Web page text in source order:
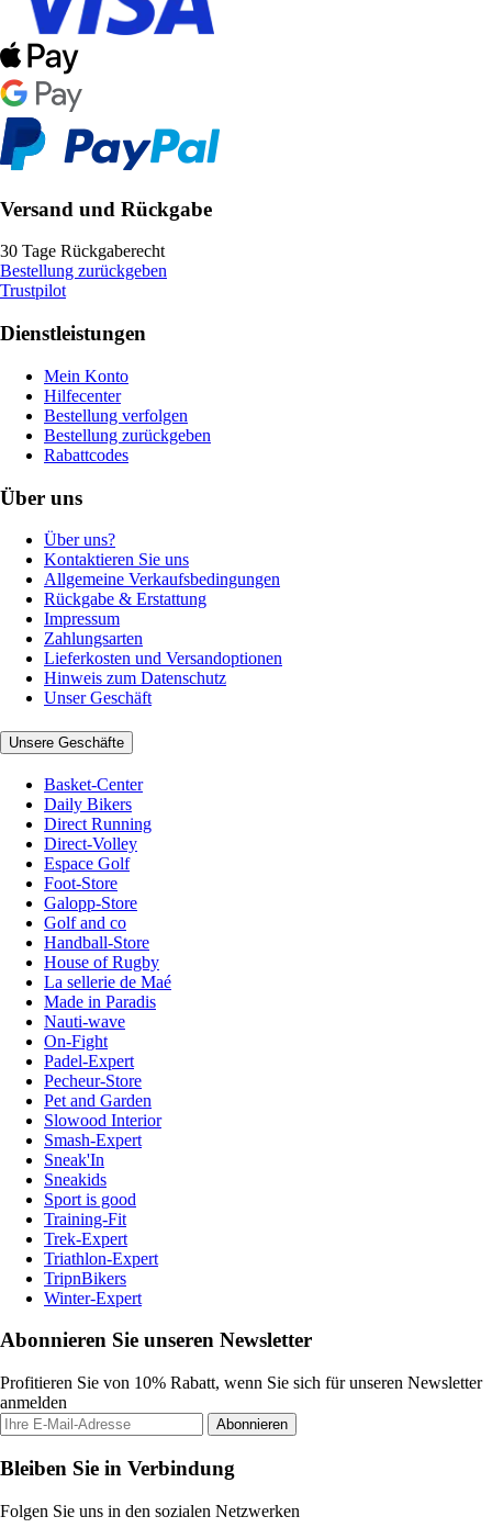
Versand und Rückgabe
30 Tage Rückgaberecht
Bestellung zurückgeben
Trustpilot
Dienstleistungen
Mein Konto
Hilfecenter
Bestellung verfolgen
Bestellung zurückgeben
Rabattcodes
Über uns
Über uns?
Kontaktieren Sie uns
Allgemeine Verkaufsbedingungen
Rückgabe & Erstattung
Impressum
Zahlungsarten
Lieferkosten und Versandoptionen
Hinweis zum Datenschutz
Unser Geschäft
Unsere Geschäfte
Basket-Center
Daily Bikers
Direct Running
Direct-Volley
Espace Golf
Foot-Store
Galopp-Store
Golf and co
Handball-Store
House of Rugby
La sellerie de Maé
Made in Paradis
Nauti-wave
On-Fight
Padel-Expert
Pecheur-Store
Pet and Garden
Slowood Interior
Smash-Expert
Sneak'In
Sneakids
Sport is good
Training-Fit
Trek-Expert
Triathlon-Expert
TripnBikers
Winter-Expert
Abonnieren Sie unseren Newsletter
Profitieren Sie von 10% Rabatt, wenn Sie sich für unseren Newsletter
anmelden
Abonnieren
Bleiben Sie in Verbindung
Folgen Sie uns in den sozialen Netzwerken